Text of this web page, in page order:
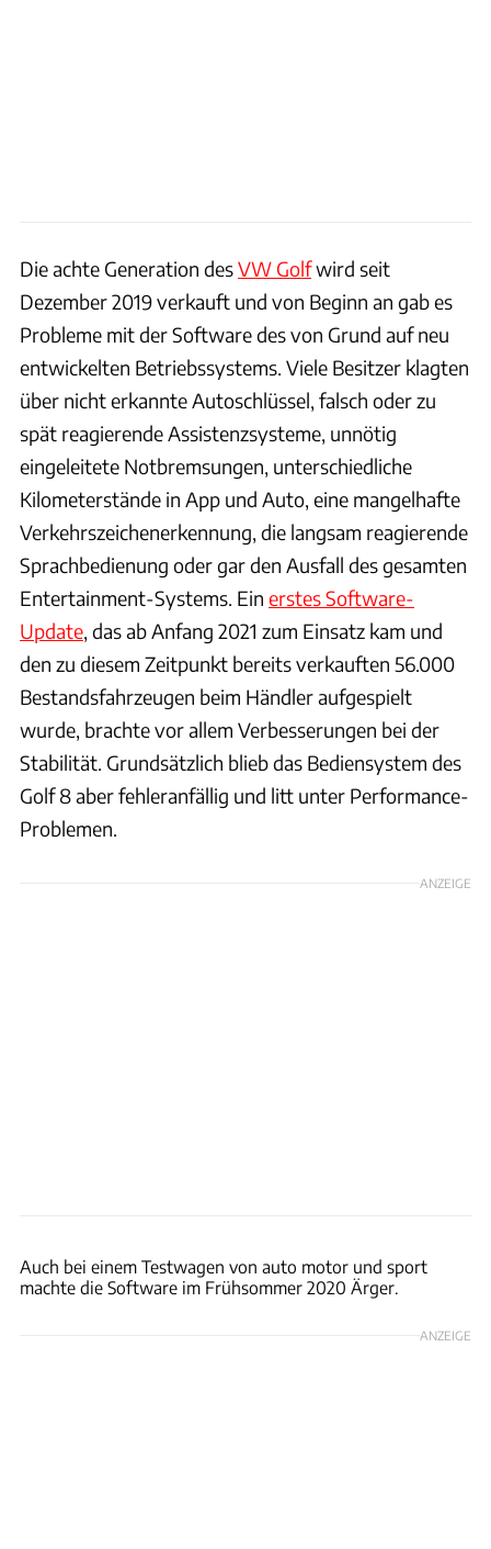
Die achte Generation desVW Golfwird seit
Dezember 2019 verkauft und von Beginn an gab es
Probleme mit der Software des von Grund auf neu
entwickelten Betriebssystems. Viele Besitzer klagten
über nicht erkannte Autoschlüssel, falsch oder zu
spät reagierende Assistenzsysteme, unnötig
eingeleitete Notbremsungen, unterschiedliche
Kilometerstände in App und Auto, eine mangelhafte
Verkehrszeichenerkennung, die langsam reagierende
Sprachbedienung oder gar den Ausfall des gesamten
Entertainment-Systems. Ein erstes Software-
Update, das ab Anfang 2021 zum Einsatz kam und
den zu diesem Zeitpunkt bereits verkauften 56.000
Bestandsfahrzeugen beim Händler aufgespielt
wurde, brachte vor allem Verbesserungen bei der
Stabilität. Grundsätzlich blieb das Bediensystem des
Golf 8 aber fehleranfällig und litt unter Performance-
Problemen.
ANZEIGE
Auch bei einem Testwagen von auto motor und sport
machte die Software im Frühsommer 2020 Ärger.
ANZEIGE